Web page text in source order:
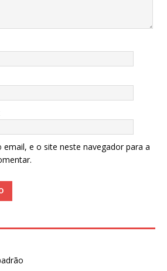
email, e o site neste navegador para a